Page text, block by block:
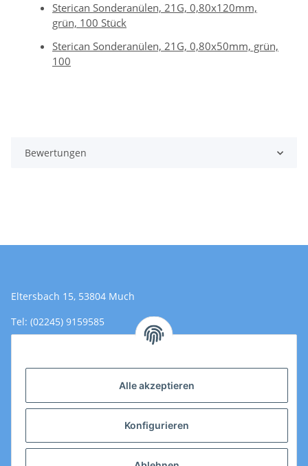
Alle akzeptieren
Konfigurieren
Sterican Sonderanülen, 21G, 0,80x120mm,
grün, 100 Stück
Sterican Sonderanülen, 21G, 0,80x50mm, grün,
100
Bewertungen
Eltersbach 15, 53804 Much
Tel: (02245) 9159585
Email: Kontakt@toromedical.de
Öffnungszeiten (Mo-Fr.) 8:00 - 17:00